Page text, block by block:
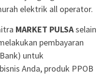
elektrik all operator.
MARKET PULSAselain
pembayaran
untuk
Anda, produk PPOB